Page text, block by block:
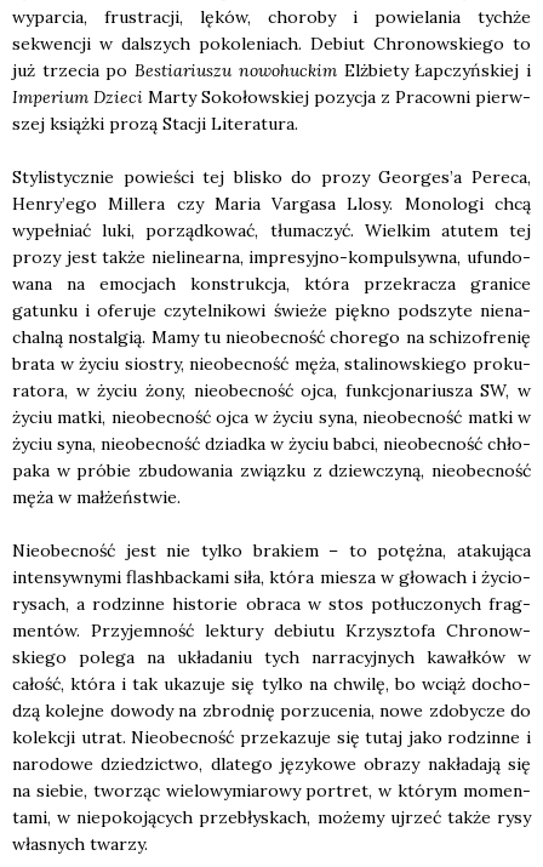
wypar­cia, fru­stra­cji, lęków, cho­ro­by i powie­la­nia tych­że
sekwen­cji w dal­szych poko­le­niach. Debiut Chro­now­skie­go to
już trze­cia po Bestia­riu­szu nowo­huc­kimElż­bie­ty Łap­czyń­skiej i
Impe­rium Dzie­ci Mar­ty Soko­łow­skiej pozy­cja z Pra­cow­ni pierw­
szej książ­ki pro­zą Sta­cji Lite­ra­tu­ra.
Sty­li­stycz­nie powie­ści tej bli­sko do pro­zy Georges’a Pere­ca,
Henry’ego Mil­le­ra czy Maria Var­ga­sa Llo­sy. Mono­lo­gi chcą
wypeł­niać luki, porząd­ko­wać, tłu­ma­czyć. Wiel­kim atu­tem tej
pro­zy jest tak­że nie­li­ne­ar­na, impre­syj­no-kom­pul­syw­na, ufun­do­
wa­na na emo­cjach kon­struk­cja, któ­ra prze­kra­cza gra­ni­ce
gatun­ku i ofe­ru­je czy­tel­ni­ko­wi świe­że pięk­no pod­szy­te nie­na­
chal­ną nostal­gią. Mamy tu nie­obec­ność cho­re­go na schi­zo­fre­nię
bra­ta w życiu sio­stry, nie­obec­ność męża, sta­li­now­skie­go pro­ku­
ra­to­ra, w życiu żony, nie­obec­ność ojca, funk­cjo­na­riu­sza SW, w
życiu mat­ki, nie­obec­ność ojca w życiu syna, nie­obec­ność mat­ki w
życiu syna, nie­obec­ność dziad­ka w życiu bab­ci, nie­obec­ność chło­
pa­ka w pró­bie zbu­do­wa­nia związ­ku z dziew­czy­ną, nie­obec­ność
męża w mał­żeń­stwie.
Nie­obec­ność jest nie tyl­ko bra­kiem – to potęż­na, ata­ku­ją­ca
inten­syw­ny­mi fla­sh­bac­ka­mi siła, któ­ra mie­sza w gło­wach i życio­
ry­sach, a rodzin­ne histo­rie obra­ca w stos potłu­czo­nych frag­
men­tów. Przy­jem­ność lek­tu­ry debiu­tu Krzysz­to­fa Chro­now­
skie­go pole­ga na ukła­da­niu tych nar­ra­cyj­nych kawał­ków w
całość, któ­ra i tak uka­zu­je się tyl­ko na chwi­lę, bo wciąż docho­
dzą kolej­ne dowo­dy na zbrod­nię porzu­ce­nia, nowe zdo­by­cze do
kolek­cji utrat. Nie­obec­ność prze­ka­zu­je się tutaj jako rodzin­ne i
naro­do­we dzie­dzic­two, dla­te­go języ­ko­we obra­zy nakła­da­ją się
na sie­bie, two­rząc wie­lo­wy­mia­ro­wy por­tret, w któ­rym momen­
ta­mi, w nie­po­ko­ją­cych prze­bły­skach, może­my ujrzeć tak­że rysy
wła­snych twa­rzy.